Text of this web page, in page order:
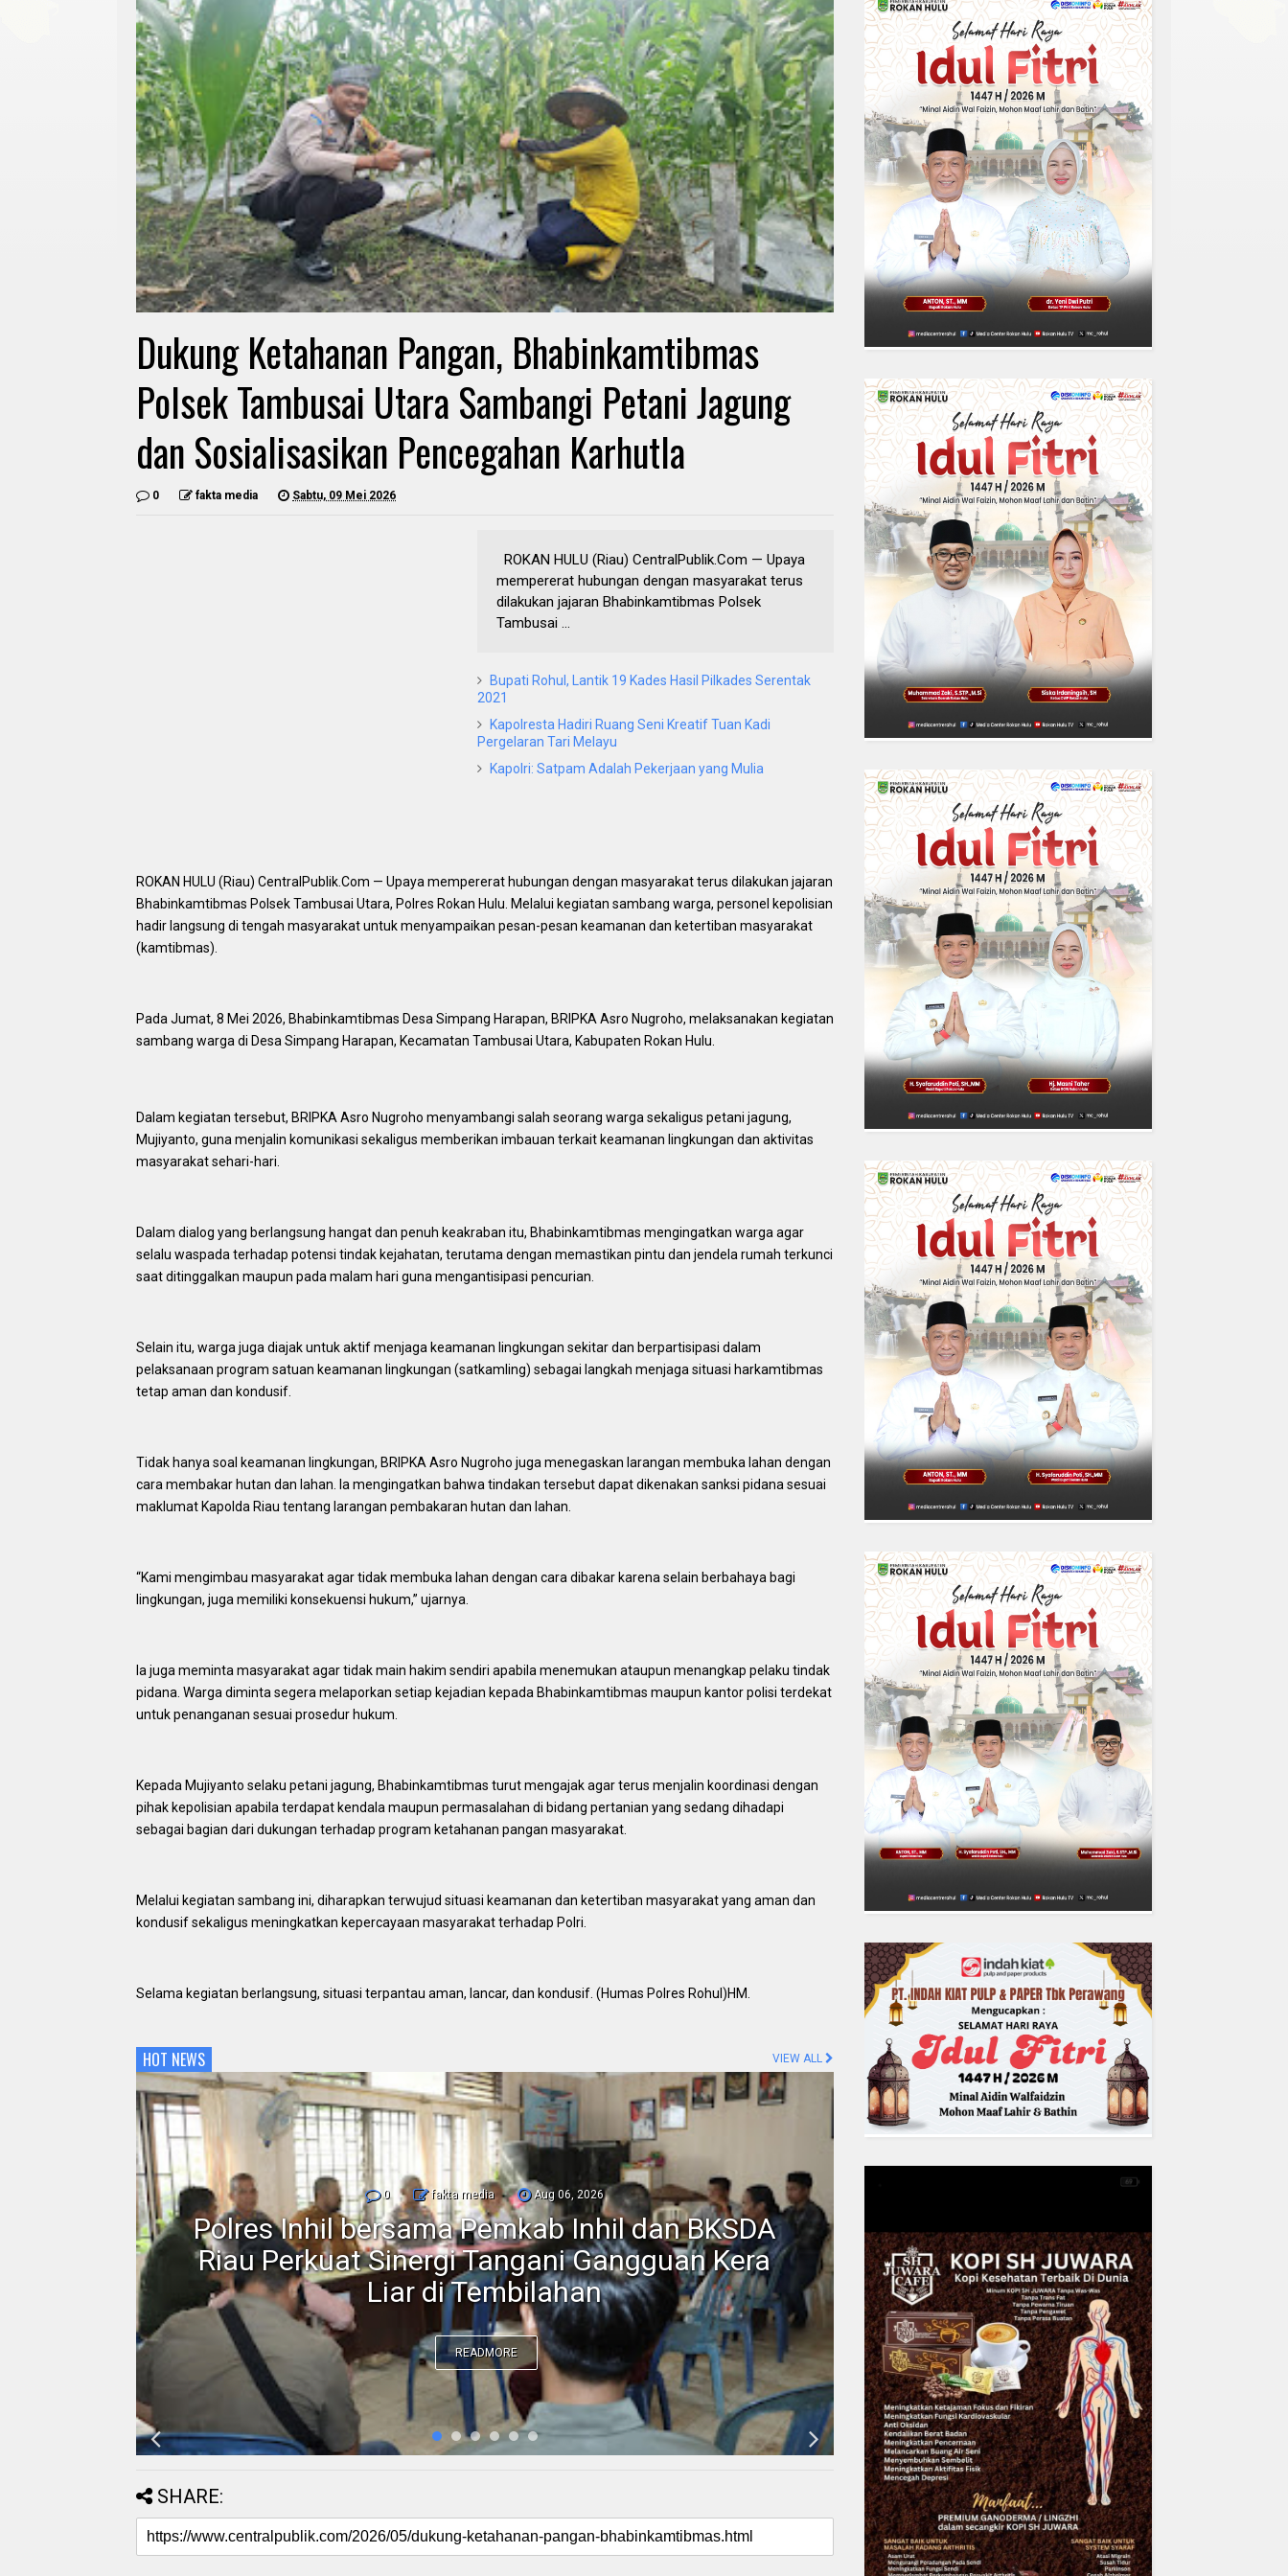
Dukung Ketahanan Pangan, Bhabinkamtibmas
Polsek Tambusai Utara Sambangi Petani Jagung
dan Sosialisasikan Pencegahan Karhutla
0 fakta media Sabtu, 09 Mei 2026
ROKAN HULU (Riau) CentralPublik.Com — Upaya
mempererat hubungan dengan masyarakat terus
dilakukan jajaran Bhabinkamtibmas Polsek
Tambusai ...
Bupati Rohul, Lantik 19 Kades Hasil Pilkades Serentak
2021
Kapolresta Hadiri Ruang Seni Kreatif Tuan Kadi
Pergelaran Tari Melayu
Kapolri: Satpam Adalah Pekerjaan yang Mulia
ROKAN HULU (Riau) CentralPublik.Com — Upaya mempererat hubungan dengan masyarakat terus dilakukan jajaran
Bhabinkamtibmas Polsek Tambusai Utara, Polres Rokan Hulu. Melalui kegiatan sambang warga, personel kepolisian
hadir langsung di tengah masyarakat untuk menyampaikan pesan-pesan keamanan dan ketertiban masyarakat
(kamtibmas).
Pada Jumat, 8 Mei 2026, Bhabinkamtibmas Desa Simpang Harapan, BRIPKA Asro Nugroho, melaksanakan kegiatan
sambang warga di Desa Simpang Harapan, Kecamatan Tambusai Utara, Kabupaten Rokan Hulu.
Dalam kegiatan tersebut, BRIPKA Asro Nugroho menyambangi salah seorang warga sekaligus petani jagung,
Mujiyanto, guna menjalin komunikasi sekaligus memberikan imbauan terkait keamanan lingkungan dan aktivitas
masyarakat sehari-hari.
Dalam dialog yang berlangsung hangat dan penuh keakraban itu, Bhabinkamtibmas mengingatkan warga agar
selalu waspada terhadap potensi tindak kejahatan, terutama dengan memastikan pintu dan jendela rumah terkunci
saat ditinggalkan maupun pada malam hari guna mengantisipasi pencurian.
Selain itu, warga juga diajak untuk aktif menjaga keamanan lingkungan sekitar dan berpartisipasi dalam
pelaksanaan program satuan keamanan lingkungan (satkamling) sebagai langkah menjaga situasi harkamtibmas
tetap aman dan kondusif.
Tidak hanya soal keamanan lingkungan, BRIPKA Asro Nugroho juga menegaskan larangan membuka lahan dengan
cara membakar hutan dan lahan. Ia mengingatkan bahwa tindakan tersebut dapat dikenakan sanksi pidana sesuai
maklumat Kapolda Riau tentang larangan pembakaran hutan dan lahan.
“Kami mengimbau masyarakat agar tidak membuka lahan dengan cara dibakar karena selain berbahaya bagi
lingkungan, juga memiliki konsekuensi hukum,” ujarnya.
Ia juga meminta masyarakat agar tidak main hakim sendiri apabila menemukan ataupun menangkap pelaku tindak
pidana. Warga diminta segera melaporkan setiap kejadian kepada Bhabinkamtibmas maupun kantor polisi terdekat
untuk penanganan sesuai prosedur hukum.
Kepada Mujiyanto selaku petani jagung, Bhabinkamtibmas turut mengajak agar terus menjalin koordinasi dengan
pihak kepolisian apabila terdapat kendala maupun permasalahan di bidang pertanian yang sedang dihadapi
sebagai bagian dari dukungan terhadap program ketahanan pangan masyarakat.
Melalui kegiatan sambang ini, diharapkan terwujud situasi keamanan dan ketertiban masyarakat yang aman dan
kondusif sekaligus meningkatkan kepercayaan masyarakat terhadap Polri.
Selama kegiatan berlangsung, situasi terpantau aman, lancar, dan kondusif. (Humas Polres Rohul)HM.
HOT NEWS VIEW ALL
0 fakta media Aug 06, 2026
Polres Inhil bersama Pemkab Inhil dan BKSDA
Riau Perkuat Sinergi Tangani Gangguan Kera
Liar di Tembilahan
READMORE
DPC IKADIN Pekanbaru
Desak Polda Riau Beri
Advokat
SHARE: